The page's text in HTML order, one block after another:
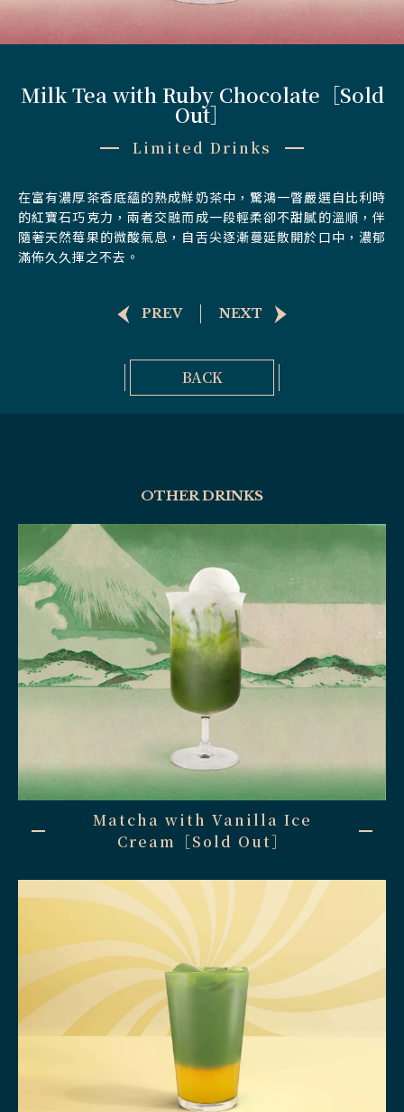
Milk Tea with Ruby Chocolate［Sold
Out］
Limited Drinks
在富有濃厚茶香底蘊的熟成鮮奶茶中，驚鴻一瞥嚴選自比利時
的紅寶石巧克力，兩者交融而成一段輕柔卻不甜膩的溫順，伴
隨著天然莓果的微酸氣息，自舌尖逐漸蔓延散開於口中，濃郁
滿佈久久揮之不去。
PREV NEXT
BACK
OTHER DRINKS
Matcha with Vanilla Ice
Cream［Sold Out］